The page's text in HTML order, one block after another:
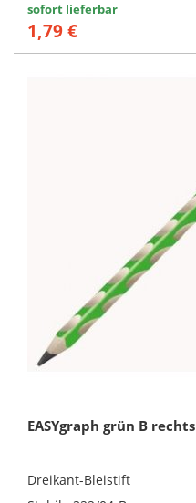
sofort lieferbar
1,79 €
EASYgraph grün B rechts
Dreikant-Bleistift